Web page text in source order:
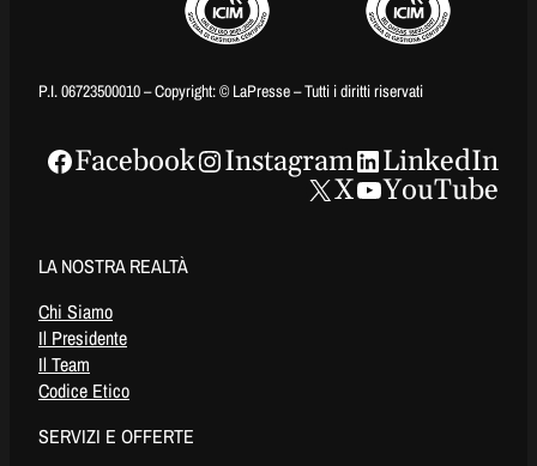
P.I. 06723500010 – Copyright: © LaPresse – Tutti i diritti riservati
Facebook Instagram
LinkedIn
X
YouTube
LA NOSTRA REALTÀ
Chi Siamo
Il Presidente
Il Team
Codice Etico
SERVIZI E OFFERTE